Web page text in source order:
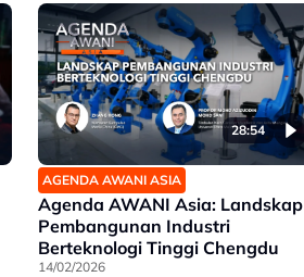
28:54
AGENDA AWANI ASIA
Agenda AWANI Asia: Landskap
Pembangunan Industri
Berteknologi Tinggi Chengdu
14/02/2026